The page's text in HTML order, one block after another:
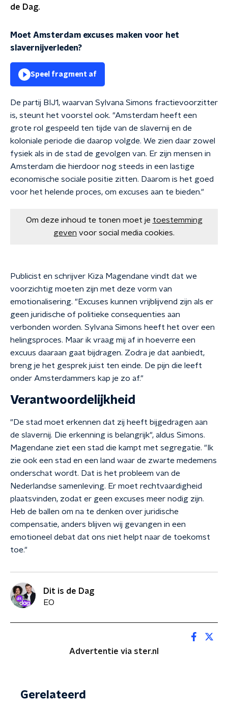
de Dag.
Moet Amsterdam excuses maken voor het
slavernijverleden?
Speel fragment af
De partij BIJ1, waarvan Sylvana Simons fractievoorzitter
is, steunt het voorstel ook. "Amsterdam heeft een
grote rol gespeeld ten tijde van de slavernij en de
koloniale periode die daarop volgde. We zien daar zowel
fysiek als in de stad de gevolgen van. Er zijn mensen in
Amsterdam die hierdoor nog steeds in een lastige
economische sociale positie zitten. Daarom is het goed
voor het helende proces, om excuses aan te bieden."
Om deze inhoud te tonen moet je toestemming
geven voor social media cookies.
Publicist en schrijver Kiza Magendane vindt dat we
voorzichtig moeten zijn met deze vorm van
emotionalisering. "Excuses kunnen vrijblijvend zijn als er
geen juridische of politieke consequenties aan
verbonden worden. Sylvana Simons heeft het over een
helingsproces. Maar ik vraag mij af in hoeverre een
excuus daaraan gaat bijdragen. Zodra je dat aanbiedt,
breng je het gesprek juist ten einde. De pijn die leeft
onder Amsterdammers kap je zo af."
Verantwoordelijkheid
"De stad moet erkennen dat zij heeft bijgedragen aan
de slavernij. Die erkenning is belangrijk", aldus Simons.
Magendane ziet een stad die kampt met segregatie. "Ik
zie ook een stad en een land waar de zwarte medemens
onderschat wordt. Dat is het probleem van de
Nederlandse samenleving. Er moet rechtvaardigheid
plaatsvinden, zodat er geen excuses meer nodig zijn.
Heb de ballen om na te denken over juridische
compensatie, anders blijven wij gevangen in een
emotioneel debat dat ons niet helpt naar de toekomst
toe."
Dit is de Dag
EO
Advertentie via ster.nl
Gerelateerd